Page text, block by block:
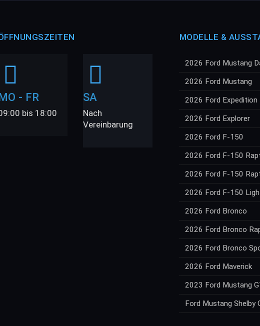
- FR
bis 18:00
SA
Nach
Vereinbarung
MODELLE &
2026 Ford Mustang
2026 Ford Mustang
2026 Ford Expedition
2026 Ford Explorer
2026 Ford F-150
2026 Ford F-150
2026 Ford F-150
2026 Ford F-150
2026 Ford Bronco
2026 Ford Bronco
2026 Ford Bronco
2026 Ford Maverick
2023 Ford Mustang
Ford Mustang Shelby